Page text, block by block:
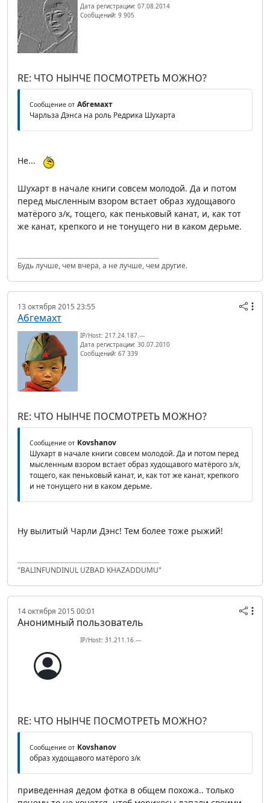
Дата регистрации: 07.08.2014
Сообщений: 9 905
RE: ЧТО НЫНЧЕ ПОСМОТРЕТЬ МОЖНО?
Сообщение от Абгемахт
Чарльза Дэнса на роль Редрика Шухарта
Не...
Шухарт в начале книги совсем молодой. Да и потом
перед мысленным взором встает образ худощавого
матёрого з/к, тощего, как пеньковый канат, и, как тот
же канат, крепкого и не тонущего ни в каком дерьме.
Будь лучше, чем вчера, а не лучше, чем другие.
13 октября 2015 23:55
Абгемахт
IP/Host: 217.24.187.---
Дата регистрации: 30.07.2010
Сообщений: 67 339
RE: ЧТО НЫНЧЕ ПОСМОТРЕТЬ МОЖНО?
Сообщение от Kovshanov
Шухарт в начале книги совсем молодой. Да и потом перед
мысленным взором встает образ худощавого матёрого з/к,
тощего, как пеньковый канат, и, как тот же канат, крепкого
и не тонущего ни в каком дерьме.
Ну вылитый Чарли Дэнс! Тем более тоже рыжий!
"BALINFUNDINUL UZBAD KHAZADDUMU"
14 октября 2015 00:01
Анонимный пользователь
IP/Host: 31.211.16.---
RE: ЧТО НЫНЧЕ ПОСМОТРЕТЬ МОЖНО?
Сообщение от Kovshanov
образ худощавого матёрого з/к
приведенная дедом фотка в общем похожа.. только